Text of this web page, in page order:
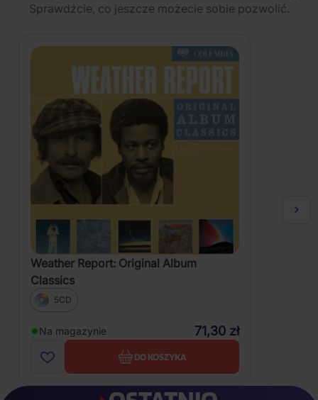
Sprawdźcie, co jeszcze możecie sobie pozwolić.
Weather Report: Original Album
Classics
5CD
Na magazynie 71,30 zł
DO KOSZYKA